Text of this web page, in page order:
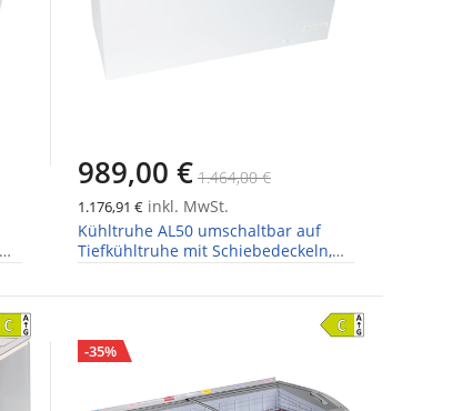
989,00 € 1.464,00 €
1.176,91 €inkl. MwSt.
Kühltruhe AL50 umschaltbar auf
Tiefkühltruhe mit Schiebedeckeln,
Breite 1544mm
-35%